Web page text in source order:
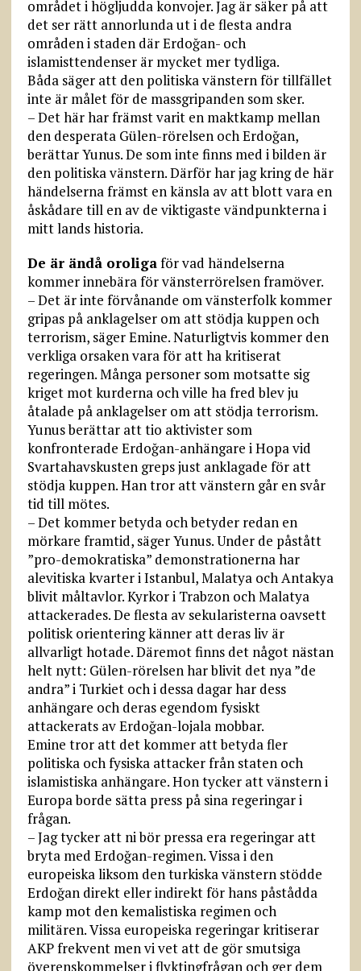
området i högljudda konvojer. Jag är säker på att
det ser rätt annorlunda ut i de flesta andra
områden i staden där Erdoğan- och
islamisttendenser är mycket mer tydliga.
Båda säger att den politiska vänstern för tillfället
inte är målet för de massgripanden som sker.
– Det här har främst varit en maktkamp mellan
den desperata Gülen-rörelsen och Erdoğan,
berättar Yunus. De som inte finns med i bilden är
den politiska vänstern. Därför har jag kring de här
händelserna främst en känsla av att blott vara en
åskådare till en av de viktigaste vändpunkterna i
mitt lands historia.
De är ändå oroligaför vad händelserna
kommer innebära för vänsterrörelsen framöver.
– Det är inte förvånande om vänsterfolk kommer
gripas på anklagelser om att stödja kuppen och
terrorism, säger Emine. Naturligtvis kommer den
verkliga orsaken vara för att ha kritiserat
regeringen. Många personer som motsatte sig
kriget mot kurderna och ville ha fred blev ju
åtalade på anklagelser om att stödja terrorism.
Yunus berättar att tio aktivister som
konfronterade Erdoğan-anhängare i Hopa vid
Svartahavskusten greps just anklagade för att
stödja kuppen. Han tror att vänstern går en svår
tid till mötes.
– Det kommer betyda och betyder redan en
mörkare framtid, säger Yunus. Under de påstått
”pro-demokratiska” demonstrationerna har
alevitiska kvarter i Istanbul, Malatya och Antakya
blivit måltavlor. Kyrkor i Trabzon och Malatya
attackerades. De flesta av sekularisterna oavsett
politisk orientering känner att deras liv är
allvarligt hotade. Däremot finns det något nästan
helt nytt: Gülen-rörelsen har blivit det nya ”de
andra” i Turkiet och i dessa dagar har dess
anhängare och deras egendom fysiskt
attackerats av Erdoğan-lojala mobbar.
Emine tror att det kommer att betyda fler
politiska och fysiska attacker från staten och
islamistiska anhängare. Hon tycker att vänstern i
Europa borde sätta press på sina regeringar i
frågan.
– Jag tycker att ni bör pressa era regeringar att
bryta med Erdoğan-regimen. Vissa i den
europeiska liksom den turkiska vänstern stödde
Erdoğan direkt eller indirekt för hans påstådda
kamp mot den kemalistiska regimen och
militären. Vissa europeiska regeringar kritiserar
AKP frekvent men vi vet att de gör smutsiga
överenskommelser i flyktingfrågan och ger dem